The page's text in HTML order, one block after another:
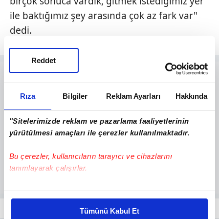
Rıza Bilgiler Reklam Ayarları Hakkında
"Sitelerimizde reklam ve pazarlama faaliyetlerinin
yürütülmesi amaçları ile çerezler kullanılmaktadır.
Bu çerezler, kullanıcıların tarayıcı ve cihazlarını
tanımlayarak çalışırlar.
Bu çerezlere izin vermeniz halinde sizlere özel
daha iyi reklam deneyimi yaşatabiliriz. Bunu yaparken
Tümünü Kabul Et
Reddet
ile baktığımız şey arasında çok az fark var"
dedi.